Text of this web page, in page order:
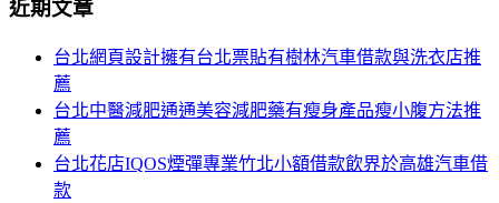
頁
關
近期文章
台北網頁設計擁有台北票貼有樹林汽車借款與洗衣店推
薦
台北中醫減肥通通美容減肥藥有瘦身產品瘦小腹方法推
薦
台北花店IQOS煙彈專業竹北小額借款飲界於高雄汽車借
款